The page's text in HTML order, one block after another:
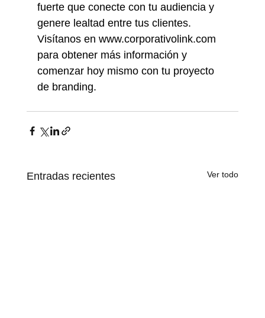
fuerte que conecte con tu audiencia y
genere lealtad entre tus clientes.
Visítanos en www.corporativolink.com
para obtener más información y
comenzar hoy mismo con tu proyecto
de branding.
Entradas recientes Ver todo